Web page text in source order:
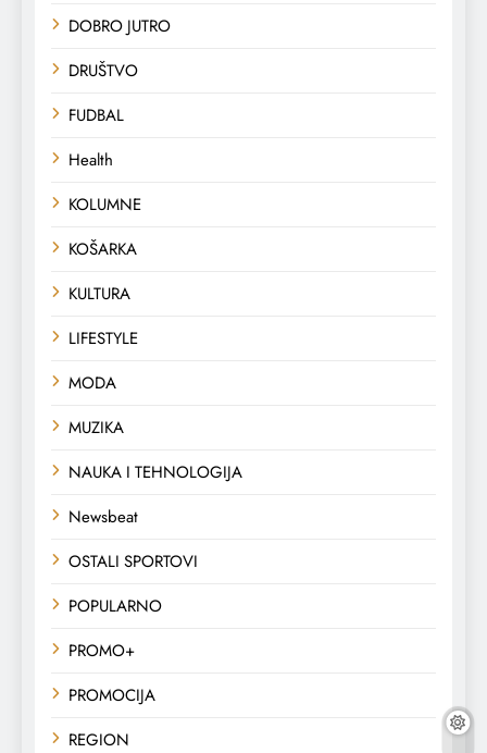
DOBRO JUTRO
DRUŠTVO
FUDBAL
Health
KOLUMNE
KOŠARKA
KULTURA
LIFESTYLE
MODA
MUZIKA
NAUKA I TEHNOLOGIJA
Newsbeat
OSTALI SPORTOVI
POPULARNO
PROMO+
PROMOCIJA
REGION